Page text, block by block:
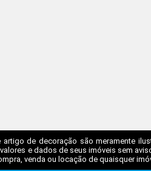
artigo de decoração são meramente
e dados de seus imóveis sem
venda ou locação de quaisquer